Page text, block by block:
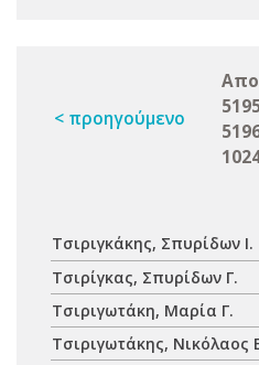
< προηγούμενο
Τσιριγκάκης, Σπυρίδων Ι.
Τσιρίγκας, Σπυρίδων Γ.
Τσιριγωτάκη, Μαρία Γ.
Τσιριγωτάκης, Νικόλαος